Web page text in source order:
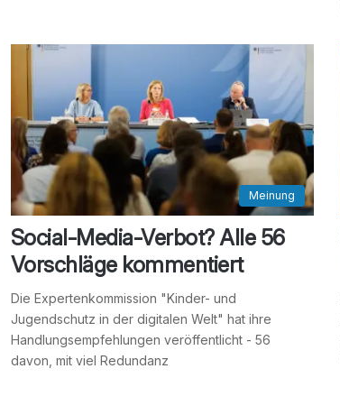
Meinung
Social-Media-Verbot? Alle 56
Vorschläge kommentiert
Die Expertenkommission "Kinder- und
Jugendschutz in der digitalen Welt" hat ihre
Handlungsempfehlungen veröffentlicht - 56
davon, mit viel Redundanz